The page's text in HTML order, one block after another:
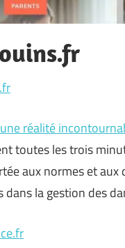
réalité
toutes les trois
aux normes et
la gestion des